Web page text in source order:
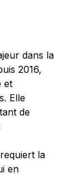
dans la
2016,
et
Elle
de
la
en